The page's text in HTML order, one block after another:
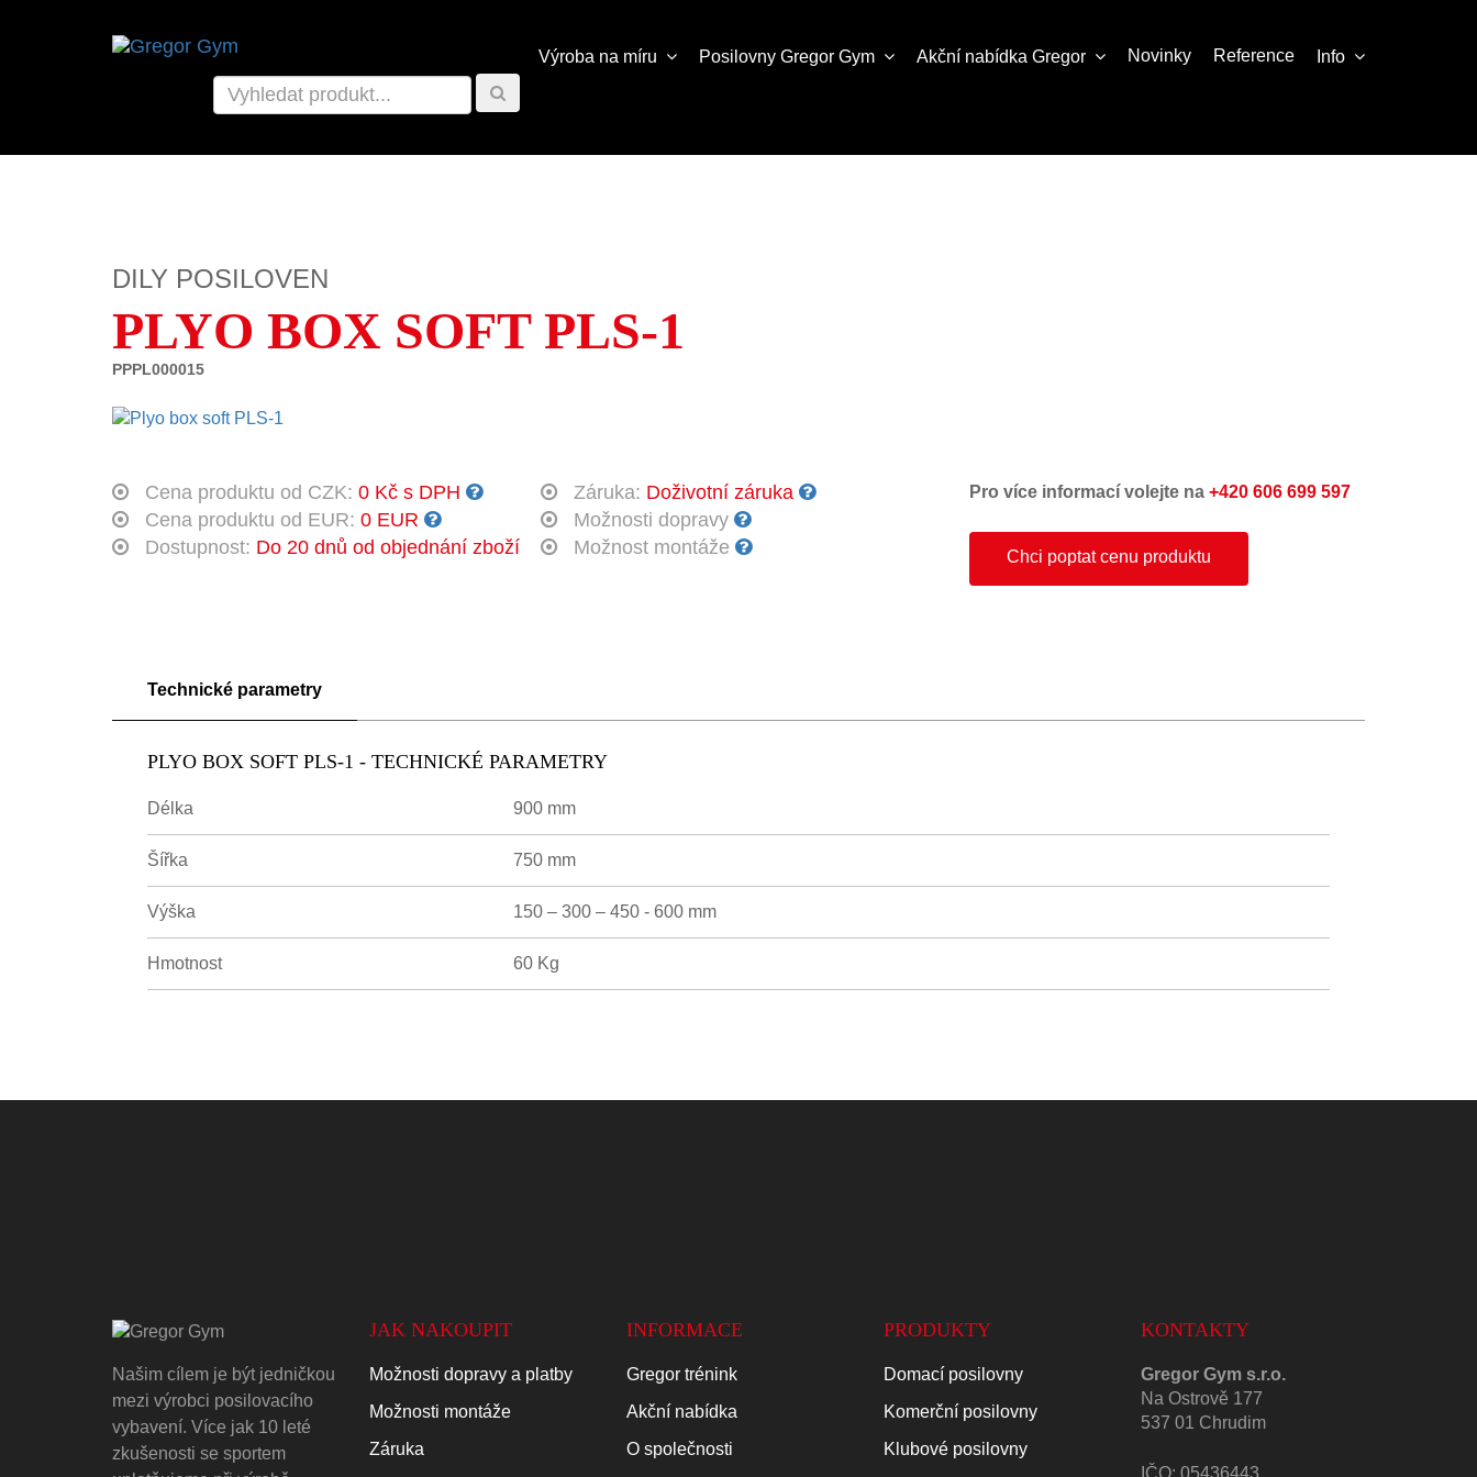
Výroba na míru Posilovny Gregor Gym Akční nabídka Gregor Novinky Reference Info
DILY POSILOVEN
PLYO BOX SOFT PLS-1
PPPL000015
Cena produktu od CZK: 0 Kč s DPH
Cena produktu od EUR: 0 EUR
Dostupnost: Do 20 dnů od objednání zboží
Záruka: Doživotní záruka
Možnosti dopravy
Možnost montáže
Pro více informací volejte na +420 606 699 597
Chci poptat cenu produktu
Technické parametry
PLYO BOX SOFT PLS-1 - TECHNICKÉ PARAMETRY
Délka 900 mm
Šířka 750 mm
Výška 150 – 300 – 450 - 600 mm
Hmotnost 60 Kg
Našim cílem je být jedničkou
mezi výrobci posilovacího
vybavení. Více jak 10 leté
zkušenosti se sportem
JAK NAKOUPIT
Možnosti dopravy a platby
Možnosti montáže
Záruka
INFORMACE
Gregor trénink
Akční nabídka
O společnosti
PRODUKTY
Domací posilovny
Komerční posilovny
Klubové posilovny
KONTAKTY
Gregor Gym s.r.o.
Na Ostrově 177
537 01 Chrudim
IČO: 05436443